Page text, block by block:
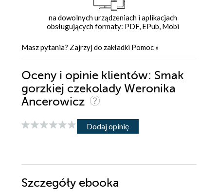
na dowolnych urządzeniach i aplikacjach
obsługujących formaty: PDF, EPub, Mobi
Masz pytania? Zajrzyj do zakładki Pomoc »
Oceny i opinie klientów: Smak
gorzkiej czekolady Weronika
Ancerowicz
Dodaj opinię
Szczegóły ebooka